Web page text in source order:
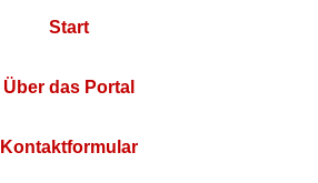
Start
Über das Portal
Kontaktformular